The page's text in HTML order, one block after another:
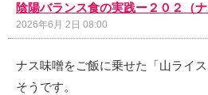
陰陽バランス食の実践ー２０２（
2026年6月 2日 08:00
ナス味噌をご飯に乗せた「山ライ
そうです。